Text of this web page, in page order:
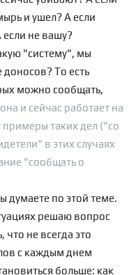
и ушел? А если
не вашу?
"систему", мы
доносов? То есть
можно сообщать,
и сейчас работает на
таких дел ("со
в этих случаях
"сообщать о
думаете по этой теме.
решаю вопрос
что не всегда это
с каждым днем
больше: как